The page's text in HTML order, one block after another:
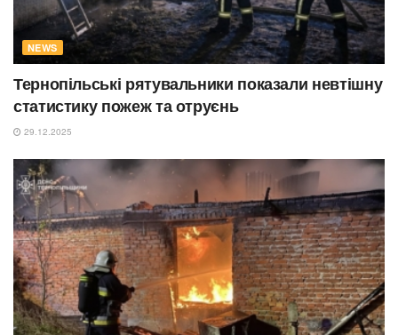
NEWS
Тернопільські рятувальники показали невтішну
статистику пожеж та отруєнь
29.12.2025